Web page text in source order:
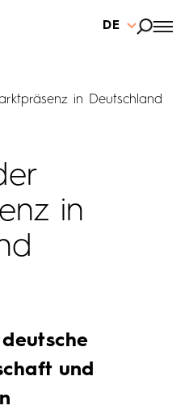
DE
in Deutschland
in
und